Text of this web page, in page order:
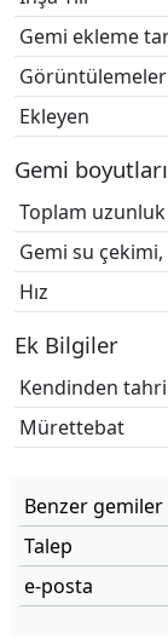
Gemi ekleme
Görüntülemeler
Ekleyen
Gemi boyutları
Toplam uzunluk
Gemi su çekimi,
Hız
Ek Bilgiler
Kendinden
Mürettebat
Benzer gemiler
Talep
e-posta